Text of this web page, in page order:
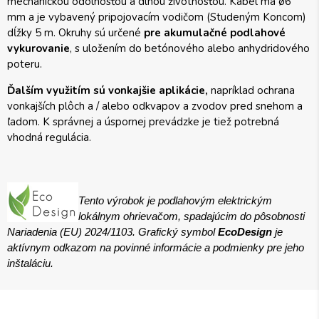
mm a je vybavený pripojovacím vodičom (Studeným Koncom)
dĺžky 5 m. Okruhy sú určené pre akumulačné podlahové
vykurovanie, s uložením do betónového alebo anhydridového
poteru.
Ďalším využitím sú vonkajšie aplikácie, napríklad ochrana
vonkajších plôch a / alebo odkvapov a zvodov pred snehom a
ľadom. K správnej a úspornej prevádzke je tiež potrebná
vhodná regulácia.
Tento výrobok je podlahovým elektrickým
lokálnym ohrievačom, spadajúcim do pôsobnosti
Nariadenia (EU) 2024/1103. Grafický symbolEcoDesign je
aktívnym odkazom na povinné informácie a podmienky pre jeho
inštaláciu.